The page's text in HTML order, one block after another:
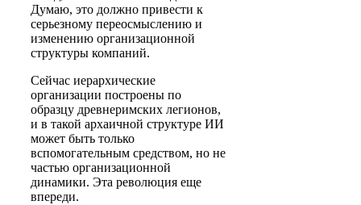
Думаю, это должно привести к
серьезному переосмыслению и
изменению организационной
структуры компаний.
Сейчас иерархические
организации построены по
образцу древнеримских легионов,
и в такой архаичной структуре ИИ
может быть только
вспомогательным средством, но не
частью организационной
динамики. Эта революция еще
впереди.